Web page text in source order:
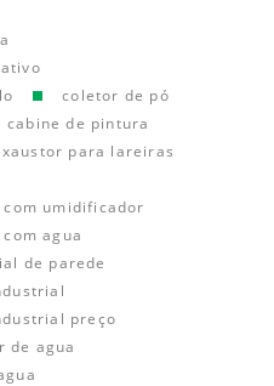
coletor de pó
cabine de pintura
para lareiras
umidificador
agua
de parede
preço
de agua